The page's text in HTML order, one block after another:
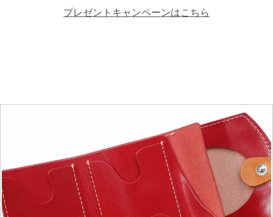
プレゼントキャンペーンはこちら